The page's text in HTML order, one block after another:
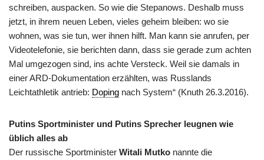
schreiben, auspacken. So wie die Stepanows. Deshalb muss
jetzt, in ihrem neuen Leben, vieles geheim bleiben: wo sie
wohnen, was sie tun, wer ihnen hilft. Man kann sie anrufen, per
Videotelefonie, sie berichten dann, dass sie gerade zum achten
Mal umgezogen sind, ins achte Versteck. Weil sie damals in
einer ARD-Dokumentation erzählten, was Russlands
Leichtathletik antrieb: Doping nach System“ (Knuth 26.3.2016).
Putins Sportminister und Putins Sprecher leugnen wie
üblich alles ab
Der russische Sportminister Witali Mutko nannte die